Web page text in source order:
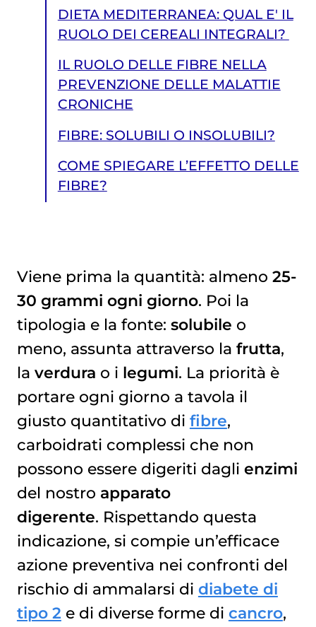
DIETA MEDITERRANEA: QUAL E' IL
RUOLO DEI CEREALI INTEGRALI?
IL RUOLO DELLE FIBRE NELLA
PREVENZIONE DELLE MALATTIE
CRONICHE
FIBRE: SOLUBILI O INSOLUBILI?
COME SPIEGARE L’EFFETTO DELLE
FIBRE?
Viene prima la quantità: almeno 25-
30 grammi ogni giorno. Poi la
tipologia e la fonte: solubile o
meno, assunta attraverso la frutta,
la verdura o i legumi. La priorità è
portare ogni giorno a tavola il
giusto quantitativo di fibre,
carboidrati complessi che non
possono essere digeriti dagli enzimi
del nostro apparato
digerente. Rispettando questa
indicazione, si compie un’efficace
azione preventiva nei confronti del
rischio di ammalarsi di diabete di
tipo 2 e di diverse forme di cancro,